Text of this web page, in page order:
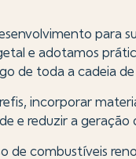
para
e adotamos
de toda a cadeia de
incorporar
e reduzir a geração
de combustíveis